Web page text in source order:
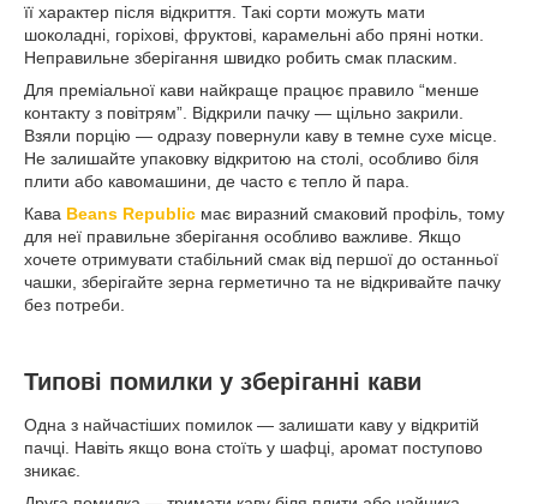
її характер після відкриття. Такі сорти можуть мати
шоколадні, горіхові, фруктові, карамельні або пряні нотки.
Неправильне зберігання швидко робить смак пласким.
Для преміальної кави найкраще працює правило “менше
контакту з повітрям”. Відкрили пачку — щільно закрили.
Взяли порцію — одразу повернули каву в темне сухе місце.
Не залишайте упаковку відкритою на столі, особливо біля
плити або кавомашини, де часто є тепло й пара.
Кава Beans Republic має виразний смаковий профіль, тому
для неї правильне зберігання особливо важливе. Якщо
хочете отримувати стабільний смак від першої до останньої
чашки, зберігайте зерна герметично та не відкривайте пачку
без потреби.
Типові помилки у зберіганні кави
Одна з найчастіших помилок — залишати каву у відкритій
пачці. Навіть якщо вона стоїть у шафці, аромат поступово
зникає.